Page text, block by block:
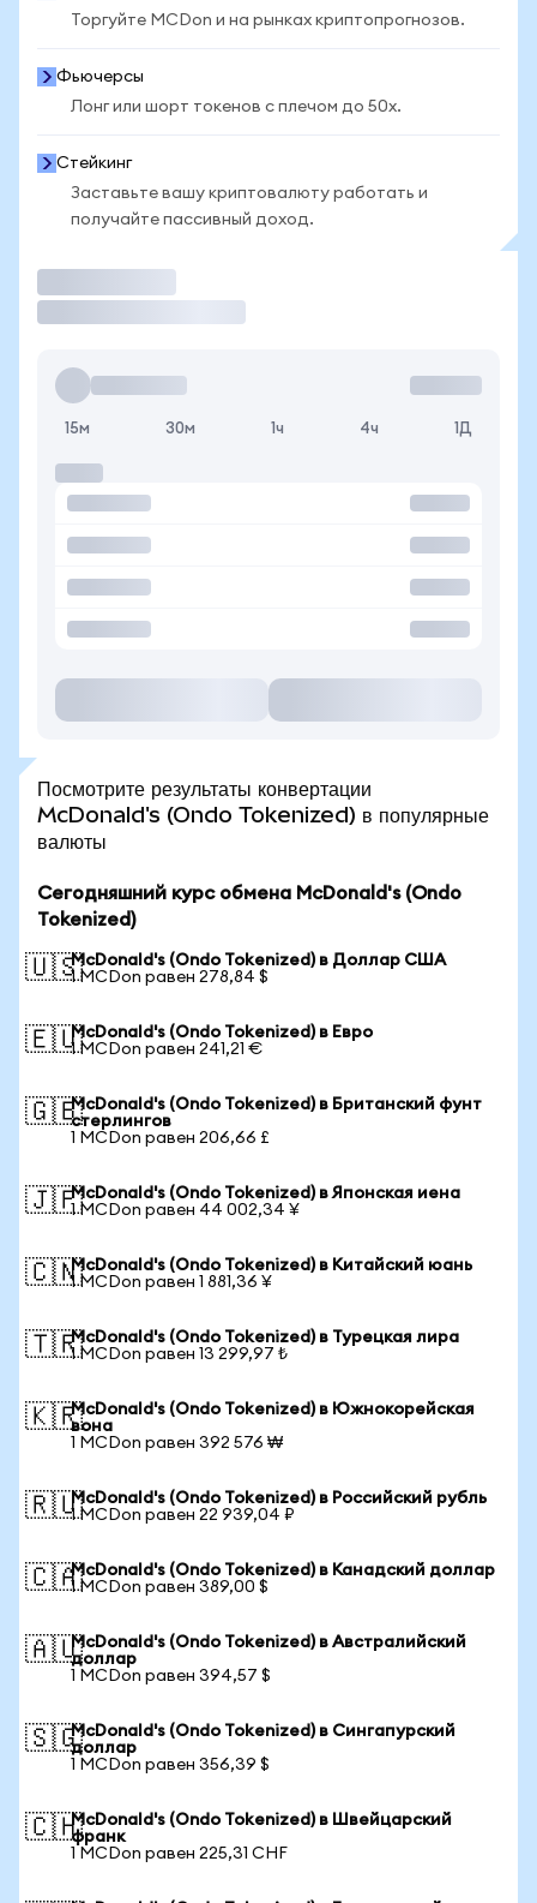
Торгуйте MCDon и на рынках криптопрогнозов.
Фьючерсы
Лонг или шорт токенов с плечом до 50x.
Стейкинг
Заставьте вашу криптовалюту работать и
получайте пассивный доход.
15м 30м 1ч 4ч 1Д
Посмотрите результаты конвертации
McDonald's (Ondo Tokenized) в популярные
валюты
Сегодняшний курс обмена McDonald's (Ondo
Tokenized)
🇺🇸McDonald's (Ondo Tokenized) в Доллар США
1 MCDon равен 278,84 $
🇪🇺McDonald's (Ondo Tokenized) в Евро
1 MCDon равен 241,21 €
🇬🇧McDonald's (Ondo Tokenized) в Британский фунт
стерлингов
1 MCDon равен 206,66 £
🇯🇵McDonald's (Ondo Tokenized) в Японская иена
1 MCDon равен 44 002,34 ¥
🇨🇳McDonald's (Ondo Tokenized) в Китайский юань
1 MCDon равен 1 881,36 ¥
🇹🇷McDonald's (Ondo Tokenized) в Турецкая лира
1 MCDon равен 13 299,97 ₺
🇰🇷McDonald's (Ondo Tokenized) в Южнокорейская
вона
1 MCDon равен 392 576 ₩
🇷🇺McDonald's (Ondo Tokenized) в Российский рубль
1 MCDon равен 22 939,04 ₽
🇨🇦McDonald's (Ondo Tokenized) в Канадский доллар
1 MCDon равен 389,00 $
🇦🇺McDonald's (Ondo Tokenized) в Австралийский
доллар
1 MCDon равен 394,57 $
🇸🇬McDonald's (Ondo Tokenized) в Сингапурский
доллар
1 MCDon равен 356,39 $
🇨🇭McDonald's (Ondo Tokenized) в Швейцарский
франк
1 MCDon равен 225,31 CHF